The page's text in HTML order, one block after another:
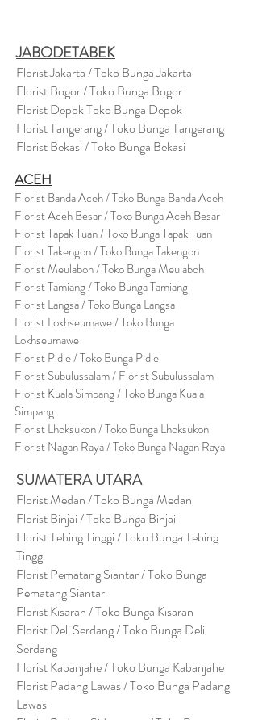
JABODETABEK
Florist Jakarta / Toko Bunga Jakarta
Florist Bogor / Toko Bunga Bogor
Florist Depok Toko Bunga Depok
Florist Tangerang / Toko Bunga Tangerang
Florist Bekasi / Toko Bunga Bekasi
ACEH
Florist Banda Aceh / Toko Bunga Banda Aceh
Florist Aceh Besar / Toko Bunga Aceh Besar
Florist Tapak Tuan / Toko Bunga Tapak Tuan
Florist Takengon / Toko Bunga Takengon
Florist Meulaboh / Toko Bunga Meulaboh
Florist Tamiang / Toko Bunga Tamiang
Florist Langsa / Toko Bunga Langsa
Florist Lokhseumawe / Toko Bunga
Lokhseumawe
Florist Pidie / Toko Bunga Pidie
Florist Subulussalam / Florist Subulussalam
Florist Kuala Simpang / Toko Bunga Kuala
Simpang
Florist Lhoksukon / Toko Bunga Lhoksukon
Florist Nagan Raya / Toko Bunga Nagan Raya
SUMATERA UTARA
Florist Medan / Toko Bunga Medan
Florist Binjai / Toko Bunga Binjai
Florist Tebing Tinggi / Toko Bunga Tebing
Tinggi
Florist Pematang Siantar / Toko Bunga
Pematang Siantar
Florist Kisaran / Toko Bunga Kisaran
Florist Deli Serdang / Toko Bunga Deli
Serdang
Florist Kabanjahe / Toko Bunga Kabanjahe
Florist Padang Lawas / Toko Bunga Padang
Lawas